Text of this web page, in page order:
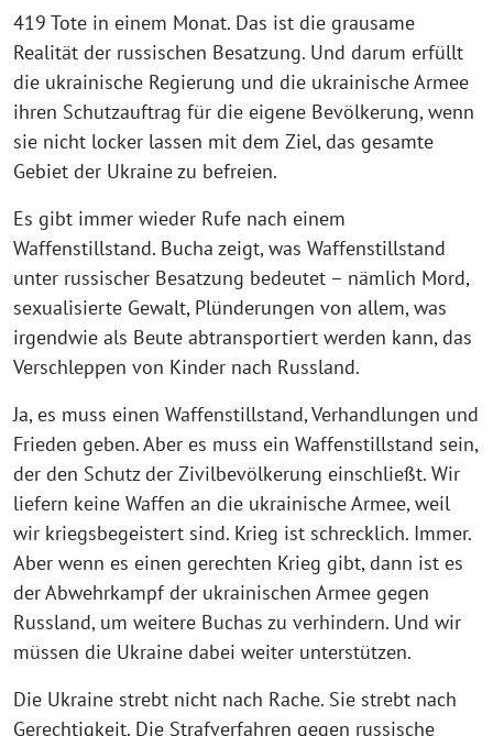
419 Tote in einem Monat. Das ist die grausame
Realität der russischen Besatzung. Und darum erfüllt
die ukrainische Regierung und die ukrainische Armee
ihren Schutzauftrag für die eigene Bevölkerung, wenn
sie nicht locker lassen mit dem Ziel, das gesamte
Gebiet der Ukraine zu befreien.
Es gibt immer wieder Rufe nach einem
Waffenstillstand. Bucha zeigt, was Waffenstillstand
unter russischer Besatzung bedeutet – nämlich Mord,
sexualisierte Gewalt, Plünderungen von allem, was
irgendwie als Beute abtransportiert werden kann, das
Verschleppen von Kinder nach Russland.
Ja, es muss einen Waffenstillstand, Verhandlungen und
Frieden geben. Aber es muss ein Waffenstillstand sein,
der den Schutz der Zivilbevölkerung einschließt. Wir
liefern keine Waffen an die ukrainische Armee, weil
wir kriegsbegeistert sind. Krieg ist schrecklich. Immer.
Aber wenn es einen gerechten Krieg gibt, dann ist es
der Abwehrkampf der ukrainischen Armee gegen
Russland, um weitere Buchas zu verhindern. Und wir
müssen die Ukraine dabei weiter unterstützen.
Die Ukraine strebt nicht nach Rache. Sie strebt nach
Gerechtigkeit. Die Strafverfahren gegen russische